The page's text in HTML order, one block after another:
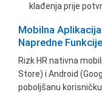
klađenja prije
Mobilna
Napredne Funkcije
Rizk HR nativna
Store) i Android
poboljšanu